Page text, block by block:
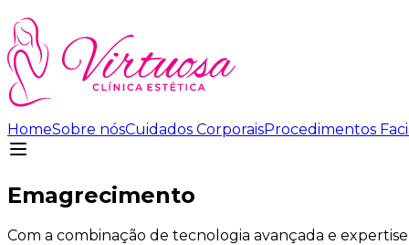
HomeSobre nósCuidados CorporaisProcedimentos
Emagrecimento
Com a combinação de tecnologia avançada e